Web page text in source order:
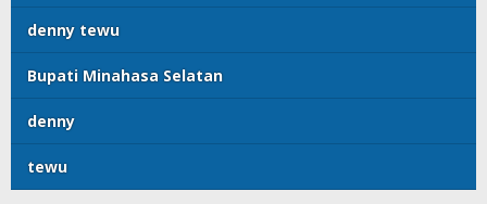
denny tewu
Bupati Minahasa Selatan
denny
tewu